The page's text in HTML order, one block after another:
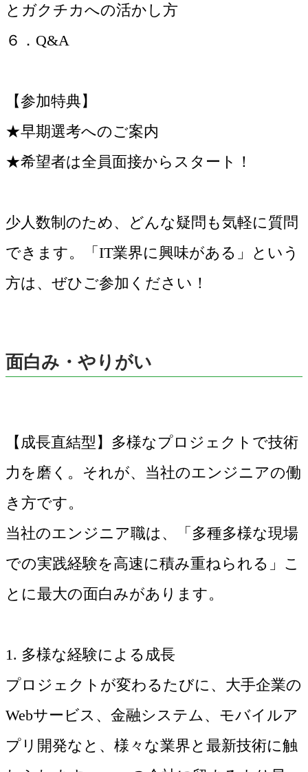
とガクチカへの活かし方
６．Q&A
【参加特典】
★早期選考へのご案内
★希望者は全員面接からスタート！
少人数制のため、どんな疑問も気軽に質問
できます。「IT業界に興味がある」という
方は、ぜひご参加ください！
面白み・やりがい
【成長直結型】多様なプロジェクトで技術
力を磨く。それが、当社のエンジニアの働
き方です。
当社のエンジニア職は、「多種多様な現場
での実践経験を高速に積み重ねられる」こ
とに最大の面白みがあります。
1. 多様な経験による成長
プロジェクトが変わるたびに、大手企業の
Webサービス、金融システム、モバイルア
プリ開発なと、様々な業界と最新技術に触